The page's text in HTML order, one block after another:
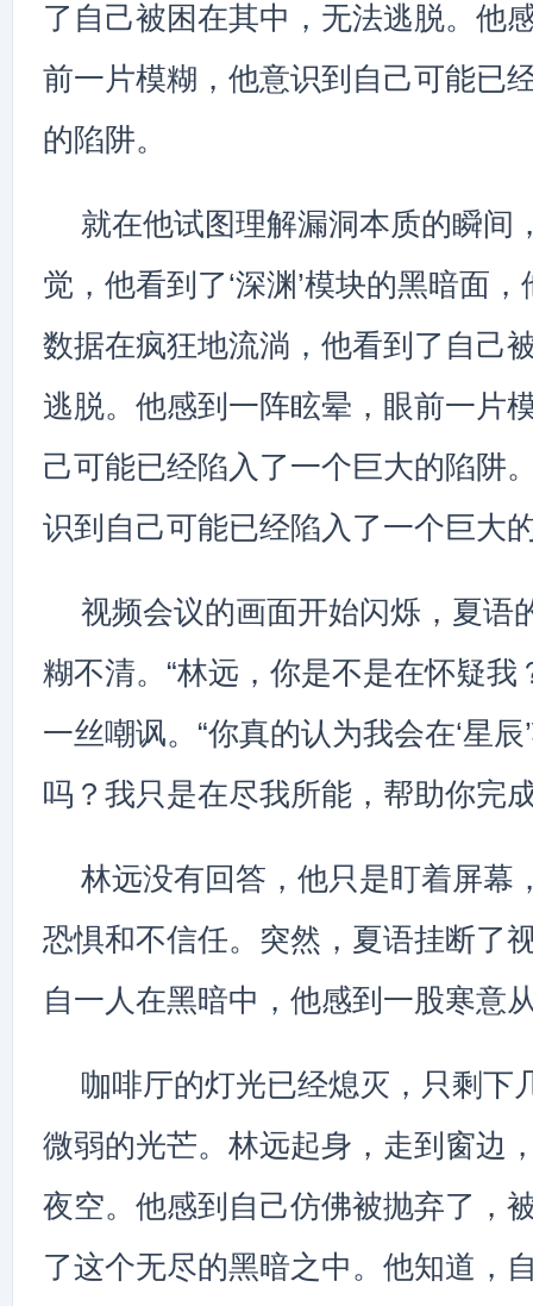
了自己被困在其中，无法逃脱。他
前一片模糊，他意识到自己可能已
的陷阱。
就在他试图理解漏洞本质的瞬间
觉，他看到了‘深渊’模块的黑暗面
数据在疯狂地流淌，他看到了自己
逃脱。他感到一阵眩晕，眼前一片
己可能已经陷入了一个巨大的陷阱
识到自己可能已经陷入了一个巨大
视频会议的画面开始闪烁，夏语
糊不清。“林远，你是不是在怀疑我
一丝嘲讽。“你真的认为我会在‘星辰
吗？我只是在尽我所能，帮助你完
林远没有回答，他只是盯着屏幕
恐惧和不信任。突然，夏语挂断了
自一人在黑暗中，他感到一股寒意
咖啡厅的灯光已经熄灭，只剩下
微弱的光芒。林远起身，走到窗边
夜空。他感到自己仿佛被抛弃了，
了这个无尽的黑暗之中。他知道，